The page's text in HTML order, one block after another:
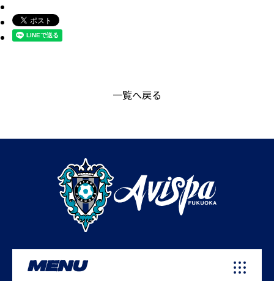
一覧へ戻る
MENU